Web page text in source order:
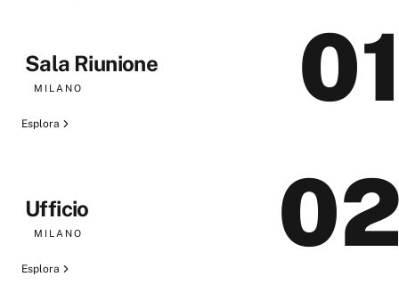
Sala Riunione
MILANO
Esplora
Ufficio
MILANO
Esplora